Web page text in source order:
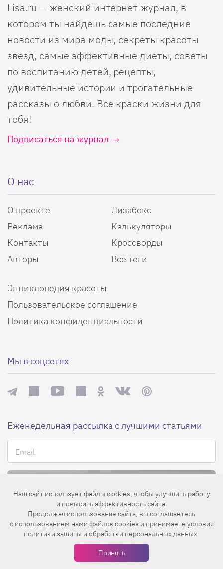
Lisa.ru — женский интернет-журнал, в
котором ты найдешь самые последние
новости из мира моды, секреты красоты
звезд, самые эффективные диеты, советы
по воспитанию детей, рецепты,
удивительные истории и трогательные
рассказы о любви. Все краски жизни для
тебя!
Подписаться на журнал
О нас
О проекте
Реклама
Контакты
Авторы
Лизабокс
Калькуляторы
Кроссворды
Все теги
Энциклопедия красоты
Пользовательское соглашение
Политика конфиденциальности
Мы в соцсетях
Еженедельная рассылка с лучшими статьями
Нажимая на кнопку «Подписаться», вы принимаете условия
пользовательского соглашения,политики конфиденциальности
правила рассылок .
Нашли ошибку? Выделите ее и нажмите
Наш сайт использует файлы cookies, чтобы улучшить работу
и повысить эффективность сайта.
Продолжая использование сайта, вы соглашаетесь
c использованием нами файлов cookies и принимаете условия
политики защиты и обработки персональных данных.
Принять